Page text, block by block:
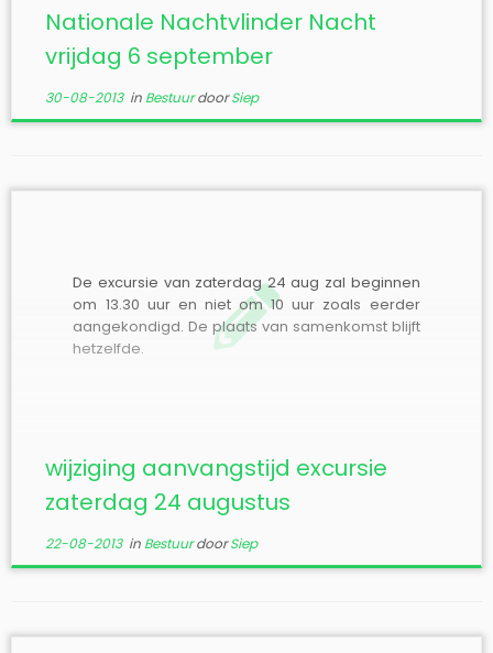
Nationale Nachtvlinder Nacht
vrijdag 6 september
30-08-2013in BestuurdoorSiep
De excursie van zaterdag 24 aug zal beginnen
om 13.30 uur en niet om 10 uur zoals eerder
aangekondigd. De plaats van samenkomst blijft
hetzelfde.
wijziging aanvangstijd excursie
zaterdag 24 augustus
22-08-2013in BestuurdoorSiep